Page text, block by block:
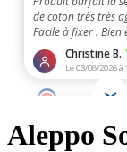
Aleppo